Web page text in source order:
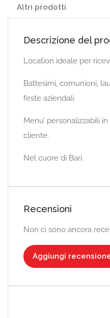
Altri prodotti
Descrizione del
Location ideale per
Battesimi, comunioni,
feste aziendali.
Menu’ personalizzabili
cliente.
Nel cuore di Bari.
Recensioni
Non ci sono ancora
Aggiungi